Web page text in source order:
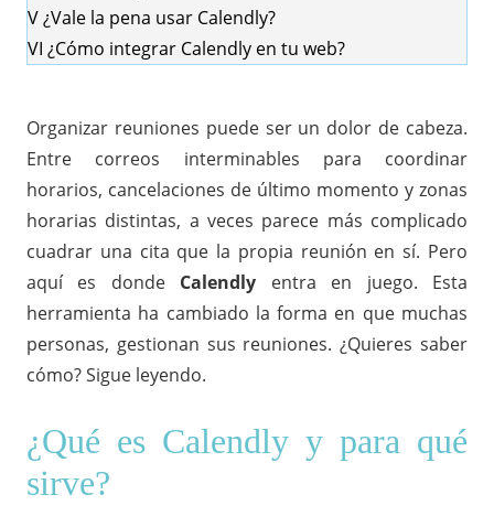
V¿Vale la pena usar Calendly?
VI ¿Cómo integrar Calendly en tu web?
Organizar reuniones puede ser un dolor de cabeza.
Entre correos interminables para coordinar
horarios, cancelaciones de último momento y zonas
horarias distintas, a veces parece más complicado
cuadrar una cita que la propia reunión en sí. Pero
aquí es donde Calendly entra en juego. Esta
herramienta ha cambiado la forma en que muchas
personas, gestionan sus reuniones. ¿Quieres saber
cómo? Sigue leyendo.
¿Qué es Calendly y para qué
sirve?